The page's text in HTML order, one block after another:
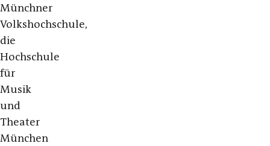
Münchner
Volkshochschule,
die
Hochschule
für
Musik
und
Theater
München